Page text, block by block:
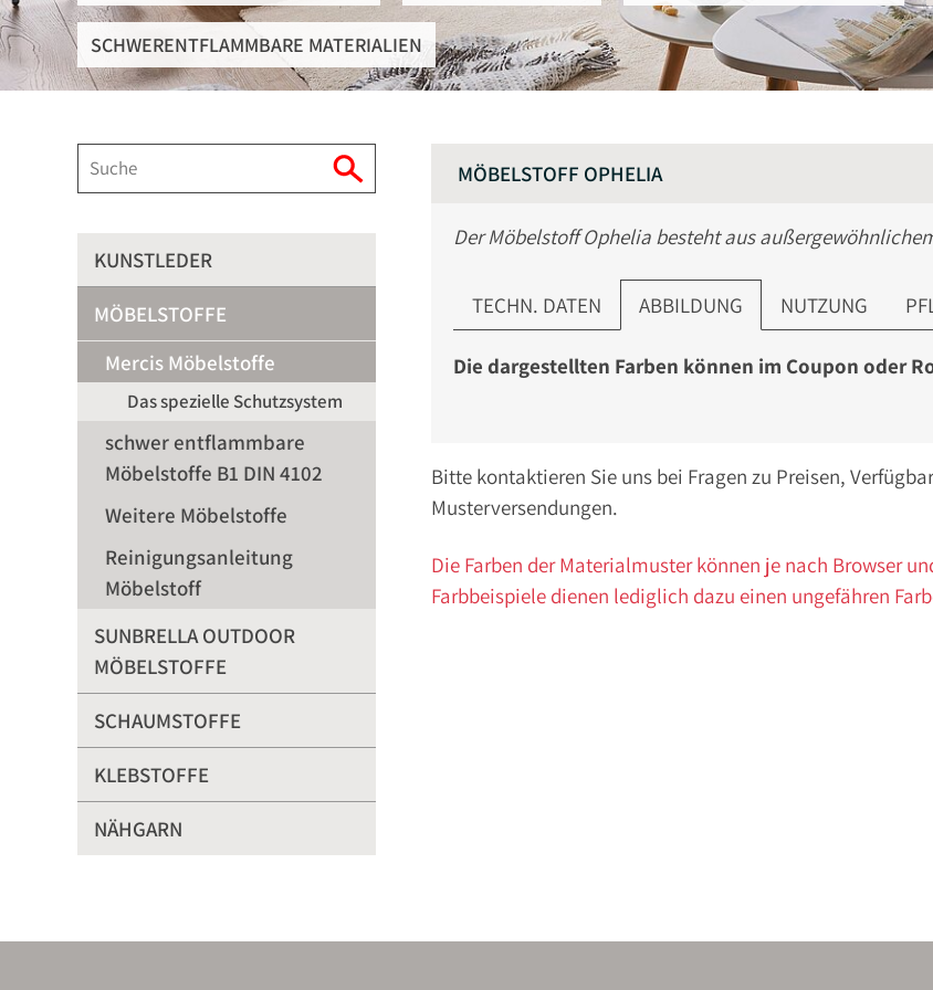
SCHWERENTFLAMMBARE MATERIALIEN
MÖBELSTOFF OPHELIA
Der Möbelstoff Ophelia besteht aus
TECHN. DATEN ABBILDUNG NUTZUNG
Die dargestellten Farben können im Coupon oder
Bitte kontaktieren Sie uns bei Fragen zu Preisen,
Musterversendungen.
Die Farben der Materialmuster können je nach Browser
Farbbeispiele dienen lediglich dazu einen ungefähren
KUNSTLEDER
MÖBELSTOFFE
Mercis Möbelstoffe
Das spezielle Schutzsystem
schwer entflammbare
Möbelstoffe B1 DIN 4102
Weitere Möbelstoffe
Reinigungsanleitung
Möbelstoff
SUNBRELLA OUTDOOR
MÖBELSTOFFE
SCHAUMSTOFFE
KLEBSTOFFE
NÄHGARN